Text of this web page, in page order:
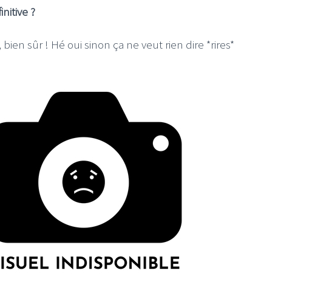
?
sûr ! Hé oui sinon ça ne veut rien dire *rires*
RIFFIFI LE GROS RIFFIFI